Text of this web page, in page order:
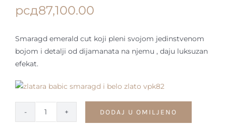
Nakit
Babic Diamond
Kontakt
рсд87,100.00
Smaragd emerald cut koji pleni svojom jedinstvenom
bojom i detalji od dijamanata na njemu , daju luksuzan
efekat.
Smaragd
DODAJ U OMILJENO